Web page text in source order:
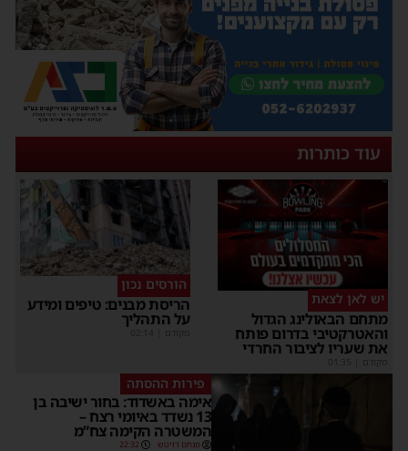
עוד כותרות
יש לאן לצאת
מתחם הבאולינג הגדול
והאטרקטיבי בדרום פותח
את שעריו לציבור החרדי
מקודם
הורסים נכון
הריסת מבנים: טיפים ומידע
על התהליך
מקודם
פירות ההסתה
אימה באשדוד: בחור ישיבה בן
13 נשדד באיומי רצח –
המשטרה הקימה צח”מ
מנחם דויטש 22:32